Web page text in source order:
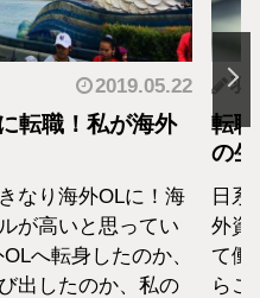
2019.05.22
転職！私が海外
なり海外OLに！海
が高いと思ってい
へ転身したのか、
出したのか、私の
羽
転
の
日
外資
て働
らこ